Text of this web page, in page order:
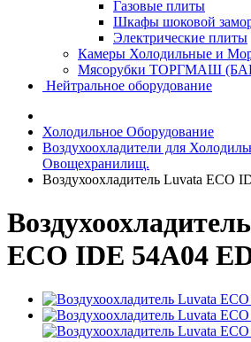
Газовые плиты
Шкафы шоковой
Электрические плиты
Камеры Холодильные и
Мясорубки ТОРГМАШ
Нейтральное оборудование
Холодильное Оборудование
Воздухоохладители для
Овощехранилищ.
Воздухоохладитель Luvata ECO
ECO IDE 54A04